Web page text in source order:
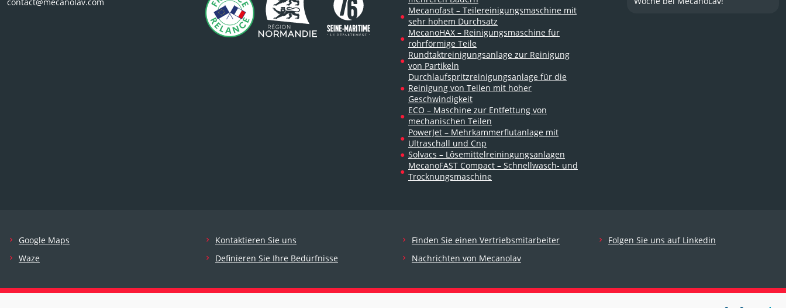
Mecanofast – Teilereinigungsmaschine mit
sehr hohem Durchsatz
MecanoHAX – Reinigungsmaschine für
rohrförmige Teile
Rundtaktreinigungsanlage zur Reinigung
von Partikeln
Durchlaufspritzreinigungsanlage für die
Reinigung von Teilen mit hoher
Geschwindigkeit
ECO – Maschine zur Entfettung von
mechanischen Teilen
PowerJet – Mehrkammerflutanlage mit
Ultraschall und Cnp
Solvacs – Lôsemittelreiningungsanlagen
MecanoFAST Compact – Schnellwasch- und
Trocknungsmaschine
Google Maps
Waze
Kontaktieren Sie uns
Definieren Sie Ihre Bedürfnisse
Finden Sie einen Vertriebsmitarbeiter
Nachrichten von Mecanolav
Folgen Sie uns auf Linkedin